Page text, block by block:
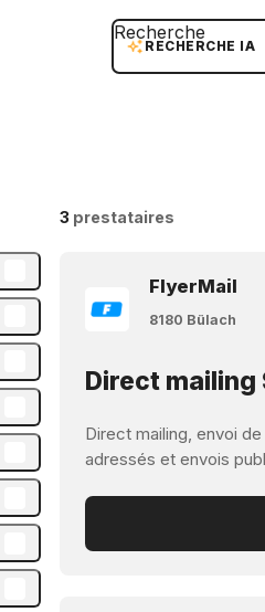
RECHERCHE IA
Recherche
3 prestataires
FlyerMail
8180 Bülach
Direct
Direct mailing, envoi
adressés et envois